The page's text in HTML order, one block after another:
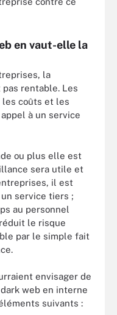
en vaut-elle la
la
pas rentable. Les
les coûts et les
à un service
ou plus elle est
sera utile et
il est
service tiers ;
au personnel
le risque
par le simple fait
envisager de
web en interne
suivants :